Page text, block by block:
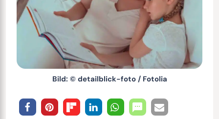
Bild: © detailblick-foto / Fotolia